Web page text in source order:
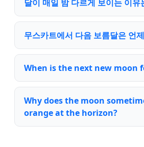
달이 매일 밤 다르게 보이는 이유
무스카트에서 다음 보름달은 언
When is the next new moon
Why does the moon
orange at the horizon?